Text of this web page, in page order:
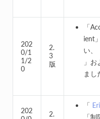
202
0/1
1/2
0
2.
3
版
「
ient
い、
」お
まし
202
2.
「
「